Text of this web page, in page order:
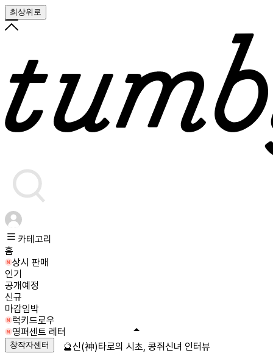
최상위로
카테고리
홈
상시 판매
인기
공개예정
신규
마감임박
럭키드로우
영퍼센트 레터
창작자센터 🔮신(神)타로의 시초, 콩쥐신녀 인터뷰